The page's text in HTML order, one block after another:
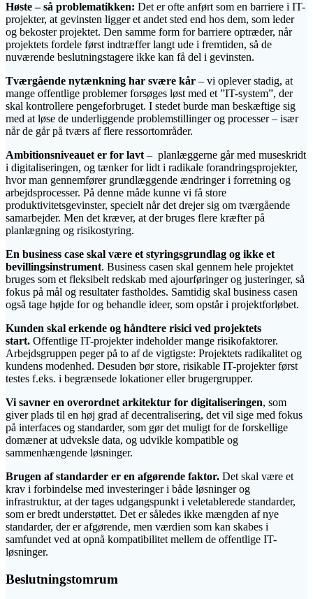
Høste – så problematikken: Det er ofte anført som en barriere i IT-
projekter, at gevinsten ligger et andet sted end hos dem, som leder
og bekoster projektet. Den samme form for barriere optræder, når
projektets fordele først indtræffer langt ude i fremtiden, så de
nuværende beslutningstagere ikke kan få del i gevinsten.
Tværgående nytænkning har svære kår – vi oplever stadig, at
mange offentlige problemer forsøges løst med et ”IT-system”, der
skal kontrollere pengeforbruget. I stedet burde man beskæftige sig
med at løse de underliggende problemstillinger og processer – især
når de går på tværs af flere ressortområder.
Ambitionsniveauet er for lavt– planlæggerne går med museskridt
i digitaliseringen, og tænker for lidt i radikale forandringsprojekter,
hvor man gennemfører grundlæggende ændringer i forretning og
arbejdsprocesser. På denne måde kunne vi få store
produktivitetsgevinster, specielt når det drejer sig om tværgående
samarbejder. Men det kræver, at der bruges flere kræfter på
planlægning og risikostyring.
En business case skal være et styringsgrundlag og ikke et
bevillingsinstrument. Business casen skal gennem hele projektet
bruges som et fleksibelt redskab med ajourføringer og justeringer, så
fokus på mål og resultater fastholdes. Samtidig skal business casen
også tage højde for og behandle ideer, som opstår i projektforløbet.
Kunden skal erkende og håndtere risici ved projektets
start. Offentlige IT-projekter indeholder mange risikofaktorer.
Arbejdsgruppen peger på to af de vigtigste: Projektets radikalitet og
kundens modenhed. Desuden bør store, risikable IT-projekter først
testes f.eks. i begrænsede lokationer eller brugergrupper.
Vi savner en overordnet arkitektur for digitaliseringen, som
giver plads til en høj grad af decentralisering, det vil sige med fokus
på interfaces og standarder, som gør det muligt for de forskellige
domæner at udveksle data, og udvikle kompatible og
sammenhængende løsninger.
Brugen af standarder er en afgørende faktor. Det skal være et
krav i forbindelse med investeringer i både løsninger og
infrastruktur, at der tages udgangspunkt i veletablerede standarder,
som er bredt understøttet. Det er således ikke mængden af nye
standarder, der er afgørende, men værdien som kan skabes i
samfundet ved at opnå kompatibilitet mellem de offentlige IT-
løsninger.
Beslutningstomrum